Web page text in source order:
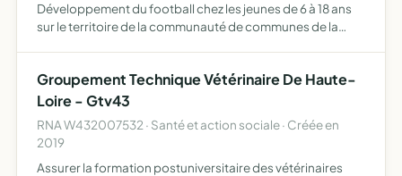
Développement du football chez les jeunes de 6 à 18 ans
sur le territoire de la communauté de communes de la
Groupement Technique Vétérinaire De Haute-
Loire - Gtv43
RNA W432007532 · Santé et action sociale · Créée en
2019
Assurer la formation postuniversitaire des vétérinaires